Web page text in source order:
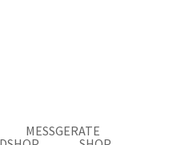
MESSGERATE